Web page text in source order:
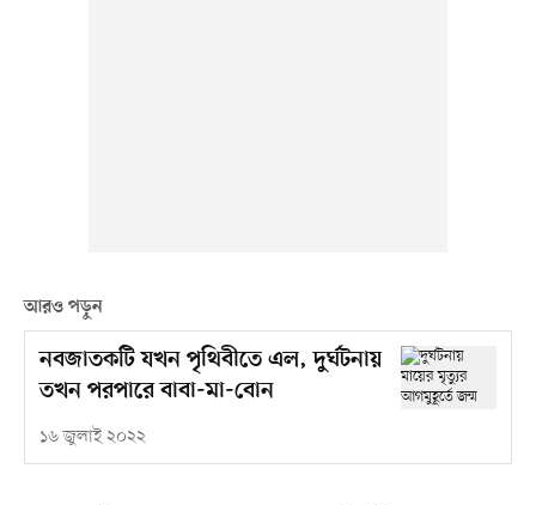
আরও পড়ুন
নবজাতকটি যখন পৃথিবীতে এল, দুর্ঘটনায়
তখন পরপারে বাবা-মা-বোন
১৬ জুলাই ২০২২